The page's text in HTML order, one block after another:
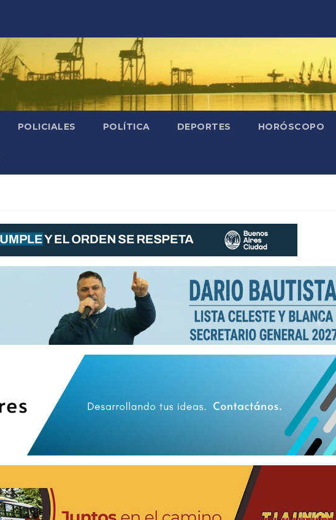
POLICIALES POLÍTICA DEPORTES HORÓSCOPO